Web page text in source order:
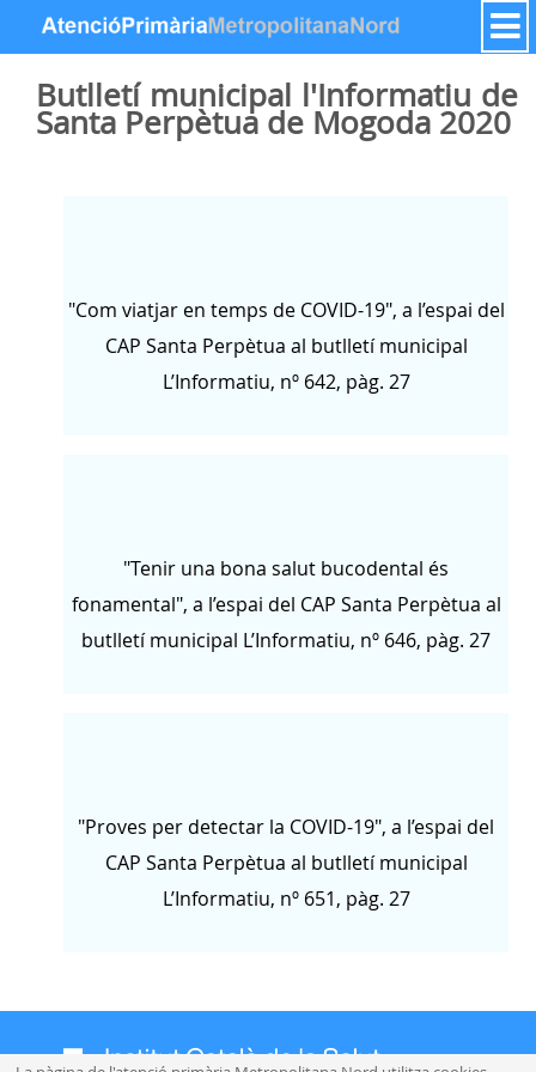
跳转到内容
Butlletí municipal l'Informatiu de
Santa Perpètua de Mogoda 2020
"Com viatjar en temps de COVID-19", a l’espai del
CAP Santa Perpètua al butlletí municipal
L’Informatiu, nº 642, pàg. 27
"Tenir una bona salut bucodental és
fonamental", a l’espai del CAP Santa Perpètua al
butlletí municipal L’Informatiu, nº 646, pàg. 27
"Proves per detectar la COVID-19", a l’espai del
CAP Santa Perpètua al butlletí municipal
L’Informatiu, nº 651, pàg. 27